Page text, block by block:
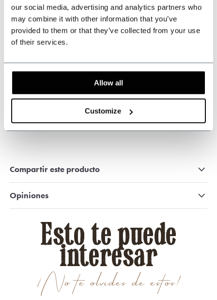
our social media, advertising and analytics partners who
may combine it with other information that you’ve
provided to them or that they’ve collected from your use
of their services.
Allow all
Customize
¿Podemos ayudarte?
Atención al cliente: horas de visita
sales@shelbybrothers.com
509customers give us a 9.3 atWebwinkel-keurmerk
Compartir este producto
Opiniones
¡No te olvides de estos!
Esto te puede
interesar